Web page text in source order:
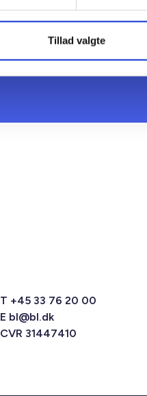
Tillad valgte
T +45 33 76 20 00
E bl@bl.dk
CVR 31447410